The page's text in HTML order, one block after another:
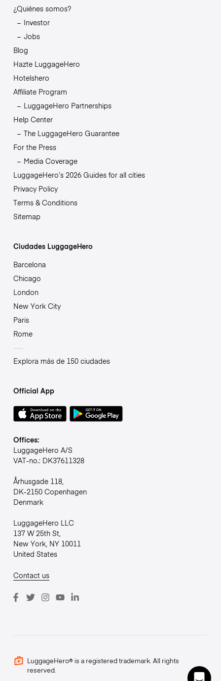
¿Quiénes somos?
Investor
Jobs
Blog
Hazte LuggageHero
Hotelshero
Affiliate Program
LuggageHero Partnerships
Help Center
The LuggageHero Guarantee
For the Press
Media Coverage
LuggageHero’s 2026 Guides for all cities
Privacy Policy
Terms & Conditions
Sitemap
Ciudades LuggageHero
Barcelona
Chicago
London
New York City
Paris
Rome
Explora más de 150 ciudades
Official App
Offices:
LuggageHero A/S
VAT-no.: DK37611328
Århusgade 118,
DK-2150 Copenhagen
Denmark
LuggageHero LLC
137 W 25th St,
New York, NY 10011
United States
Contact us
LuggageHero® is a registered trademark. All rights
reserved.